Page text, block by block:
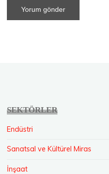
SEKTÖRLER
Endüstri
Sanatsal ve Kültürel Miras
İnşaat